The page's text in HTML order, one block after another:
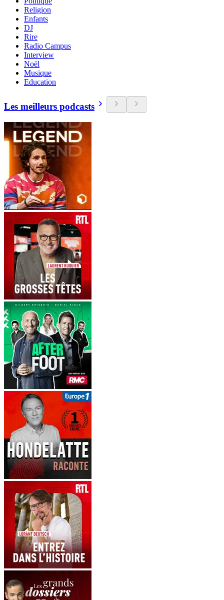
Religion
Enfants
DJ
Rire
Radio Campus
Interview
Noël
Musique
Education
Les meilleurs podcasts